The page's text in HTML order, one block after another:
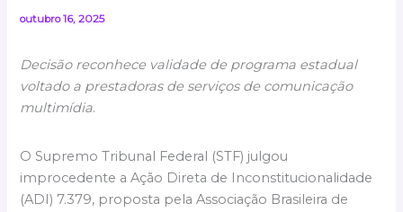
outubro 16, 2025
Decisão reconhece validade de programa estadual
voltado a prestadoras de serviços de comunicação
multimídia.
O Supremo Tribunal Federal (STF) julgou
improcedente a Ação Direta de Inconstitucionalidade
(ADI) 7.379, proposta pela Associação Brasileira de